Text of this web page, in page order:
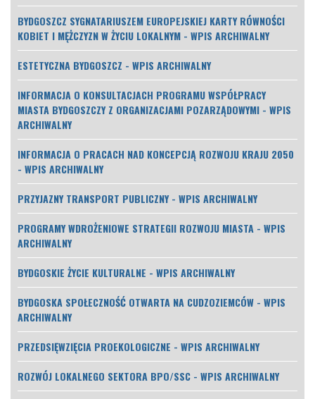
BYDGOSZCZ SYGNATARIUSZEM EUROPEJSKIEJ KARTY RÓWNOŚCI
KOBIET I MĘŻCZYZN W ŻYCIU LOKALNYM - WPIS ARCHIWALNY
ESTETYCZNA BYDGOSZCZ - WPIS ARCHIWALNY
INFORMACJA O KONSULTACJACH PROGRAMU WSPÓŁPRACY
MIASTA BYDGOSZCZY Z ORGANIZACJAMI POZARZĄDOWYMI - WPIS
ARCHIWALNY
INFORMACJA O PRACACH NAD KONCEPCJĄ ROZWOJU KRAJU 2050
- WPIS ARCHIWALNY
PRZYJAZNY TRANSPORT PUBLICZNY - WPIS ARCHIWALNY
PROGRAMY WDROŻENIOWE STRATEGII ROZWOJU MIASTA - WPIS
ARCHIWALNY
BYDGOSKIE ŻYCIE KULTURALNE - WPIS ARCHIWALNY
BYDGOSKA SPOŁECZNOŚĆ OTWARTA NA CUDZOZIEMCÓW - WPIS
ARCHIWALNY
PRZEDSIĘWZIĘCIA PROEKOLOGICZNE - WPIS ARCHIWALNY
ROZWÓJ LOKALNEGO SEKTORA BPO/SSC - WPIS ARCHIWALNY